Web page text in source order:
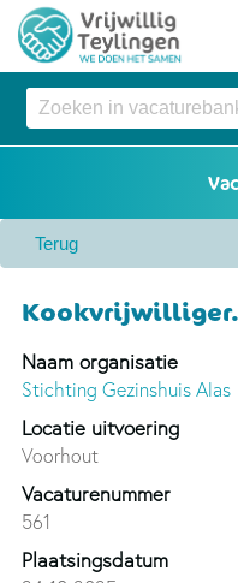
Kookvrijwilliger.
Naam organisatie
Stichting Gezinshuis Alas
Locatie uitvoering
Voorhout
Vacaturenummer
561
Plaatsingsdatum